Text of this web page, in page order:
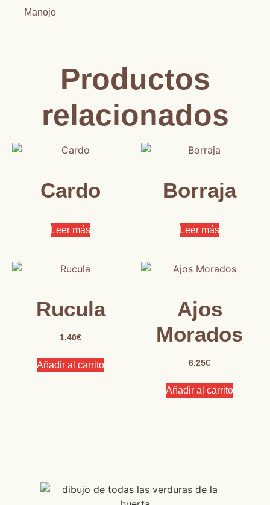
Manojo
Productos
relacionados
Cardo
Leer más
Borraja
Leer más
Rucula
1.40€
Añadir al carrito
Ajos
Morados
6.25€
Añadir al carrito